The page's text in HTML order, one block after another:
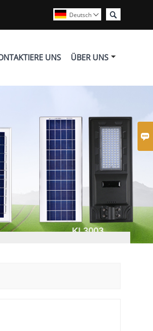


Deutsch 
UNS ÜBER UNS